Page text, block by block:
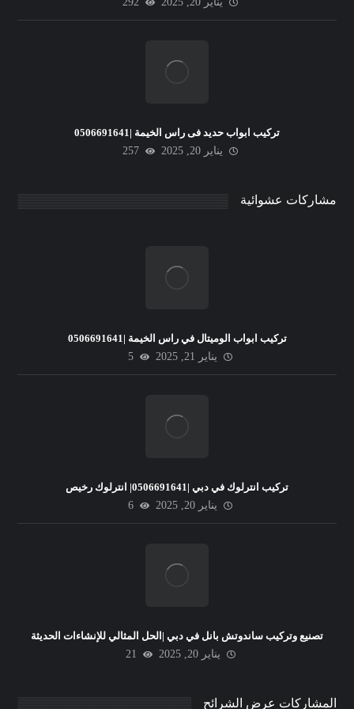
تركيب ابواب حديد فى راس الخيمة |0506691641
يناير 20, 2025
257
مشاركات عشوائية
تركيب ابواب الوميتال في راس الخيمة |0506691641
يناير 21, 2025
5
تركيب انترلوك في دبي |0506691641| انترلوك رخيص
يناير 20, 2025
6
تصنيع وتركيب ساندوتش بانل في دبي |الحل المثالي للإنشاءات الحديثة
يناير 20, 2025
21
المشاركات عرض الشرائح